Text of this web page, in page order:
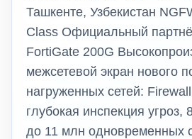
Ташкенте, Узбекистан
Class Официальный
FortiGate 200G
межсетевой экран нового
нагруженных сетей:
глубокая инспекция угроз,
до 11 млн одновременных